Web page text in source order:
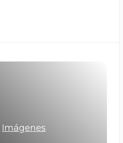
Imágenes